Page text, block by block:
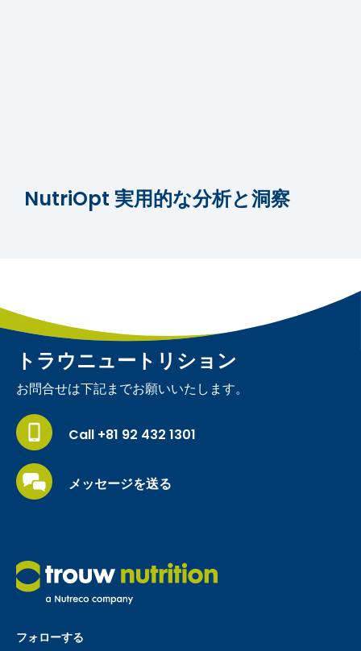
NutriOpt 実用的な分析と洞察
トラウニュートリション
お問合せは下記までお願いいたします。
Call +81 92 432 1301
メッセージを送る
フォローする